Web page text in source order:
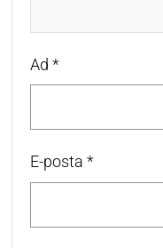
Ad *
E-posta *